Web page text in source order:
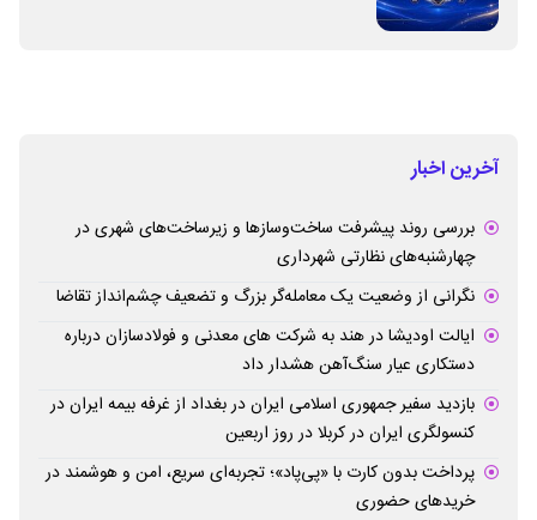
آخرین اخبار
بررسی روند پیشرفت ساخت‌وسازها و زیرساخت‌های شهری در
چهارشنبه‌های نظارتی شهرداری
نگرانی از وضعیت یک معامله‌گر بزرگ و تضعیف چشم‌انداز تقاضا
ایالت اودیشا در هند به شرکت های معدنی و فولادسازان درباره
دستکاری عیار سنگ‌آهن هشدار داد
بازدید سفیر جمهوری اسلامی ایران در بغداد از غرفه بیمه ایران در
کنسولگری ایران در کربلا در روز اربعین
پرداخت بدون کارت با «پی‌پاد»؛ تجربه‌ای سریع، امن و هوشمند در
خریدهای حضوری